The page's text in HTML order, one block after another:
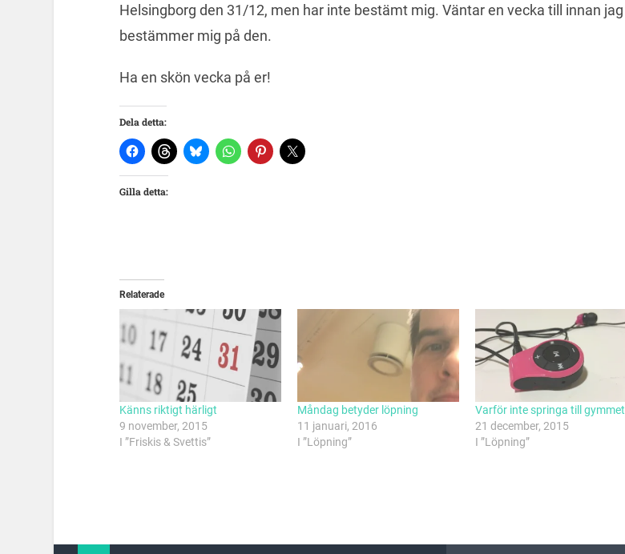
Helsingborg den 31/12, men har inte bestämt mig. Väntar en vecka till innan jag
bestämmer mig på den.
Ha en skön vecka på er!
Dela detta:
Gilla detta:
Relaterade
Känns riktigt härligt
9 november, 2015
I ”Friskis & Svettis”
Måndag betyder löpning
11 januari, 2016
I ”Löpning”
Varför inte springa till gymmet
21 december, 2015
I ”Löpning”